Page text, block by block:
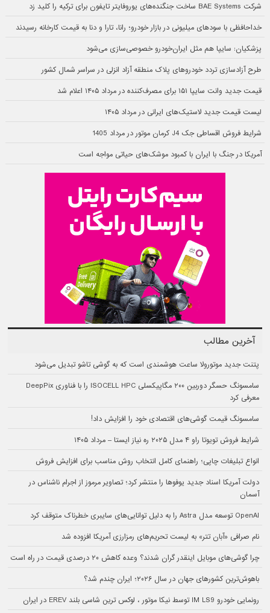
شرکت BAE Systems ساخت جنگنده‌های یوروفایتر تایفون برای ترکیه را کلید زد
خداحافظی با سودهای میلیونی در بازار خودرو؛ رانا، تارا و دنا به قیمت کارخانه رسیدند
پزشکیان: سایپا هم مثل ایران‌خودرو خصوصی‌سازی می‌شود
طرح آزادسازی تردد خودروهای پلاک منطقه آزاد انزلی در سراسر شمال کشور
قیمت جدید وانت سایپا ۱۵۱ برای مصرف‌کننده در مرداد ۱۴۰۵ اعلام شد
لیست قیمت جدید لاستیک‌های ایرانی در مرداد ۱۴۰۵
شرایط فروش اقساطی جک J4 کرمان موتور در مرداد 1405
آمریکا در جنگ با ایران با کمبود موشک‌های حیاتی مواجه است
آخرین مطالب
پتنت جدید موتورولا ساعت هوشمندی است که به گوشی تاشو تبدیل می‌شود
سامسونگ حسگر دوربین ۲۰۰ مگاپیکسلی ISOCELL HPC را با فناوری DeepPix
معرفی کرد
سامسونگ قیمت گوشی‌های اقتصادی خود را افزایش داد!
شرایط فروش تویوتا راو ۴ مدل ۲۰۲۵ ره نیاز ایستا – مرداد ۱۴۰۵
انواع تبلیغات چاپی؛ راهنمای کامل انتخاب روش مناسب برای افزایش فروش
دولت آمریکا اسناد جدید یوفوها را منتشر کرد؛ تصاویر مرموز از اجرام ناشناس در
آسمان
OpenAI توسعه مدل Astra را به دلیل توانایی‌های سایبری خطرناک متوقف کرد
نام صرافی «آبان‌ تتر» به لیست تحریم‌های رمزارزی آمریکا افزوده شد
چرا گوشی‌های موبایل اینقدر گران شدند؟ وعده کاهش ۲۰ درصدی قیمت در راه است
باهوش‌ترین کشورهای جهان در سال ۲۰۲۶؛ ایران چندم شد؟
رونمایی خودرو IM LS9 توسط نیکا موتور ، لوکس ترین شاسی بلند EREV در ایران